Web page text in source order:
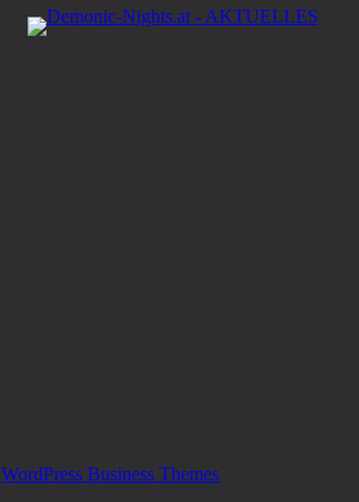
WordPress Business Themes